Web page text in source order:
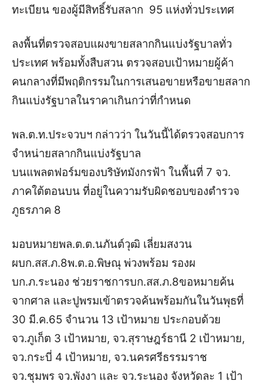
ทะเบียน ของผู้มีสิทธิ์รับสลาก 95 แห่งทั่วประเทศ
ลงพื้นที่ตรวจสอบแผงขายสลากกินแบ่งรัฐบาลทั่ว
ประเทศ พร้อมทั้งสืบสวน ตรวจสอบเป้าหมายผู้ค้า
คนกลางที่มีพฤติกรรมในการเสนอขายหรือขายสลาก
กินแบ่งรัฐบาลในราคาเกินกว่าที่กำหนด
พล.ต.ท.ประจวบฯ กล่าวว่า ในวันนี้ได้ตรวจสอบการ
จำหน่ายสลากกินแบ่งรัฐบาล
บนแพลตฟอร์มของบริษัทมังกรฟ้า ในพื้นที่ 7 จว.
ภาคใต้ตอนบน ที่อยู่ในความรับผิดชอบของตำรวจ
ภูธรภาค 8
มอบหมายพล.ต.ต.นภันต์วุฒิ เลี่ยมสงวน
ผบก.สส.ภ.8พ.ต.อ.พิษณุ พ่วงพร้อม รองผ
บก.ภ.ระนอง ช่วยราชการบก.สส.ภ.8ขอหมายค้น
จากศาล และปูพรมเข้าตรวจค้นพร้อมกันในวันพุธที่
30 มี.ค.65 จำนวน 13 เป้าหมาย ประกอบด้วย
จว.ภูเก็ต 3 เป้าหมาย, จว.สุราษฎร์ธานี 2 เป้าหมาย,
จว.กระบี่ 4 เป้าหมาย, จว.นครศรีธรรมราช
จว.ชุมพร จว.พังงา และ จว.ระนอง จังหวัดละ 1 เป้า